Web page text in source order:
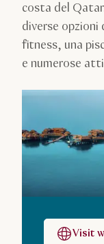
costa del
diverse
fitness, una
e numerose
Visit